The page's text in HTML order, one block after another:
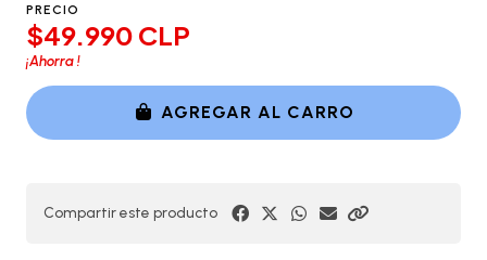
PRECIO
$49.990 CLP
¡Ahorra!
AGREGAR AL CARRO
Compartir este producto